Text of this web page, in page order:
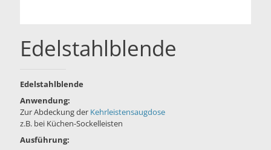
Edelstahlblende
Edelstahlblende
Anwendung:
Zur Abdeckung der Kehrleistensaugdose
z.B. bei Küchen-Sockelleisten
Ausführung: